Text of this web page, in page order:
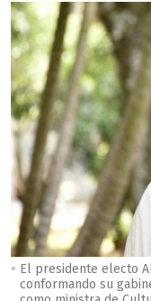
El presidente electo
conformando su